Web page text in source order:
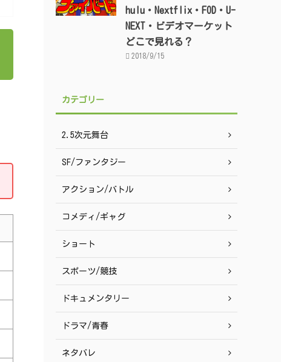
hulu・Nextflix・FOD・U-
NEXT・ビデオマーケット
どこで見れる？
2018/9/15
カテゴリー
2.5次元舞台
SF/ファンタジー
アクション/バトル
コメディ/ギャグ
ショート
スポーツ/競技
ドキュメンタリー
ドラマ/青春
ネタバレ